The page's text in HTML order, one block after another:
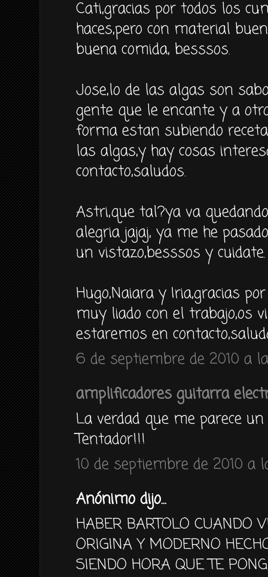
Cati,gracias por todos los
haces,pero con material
buena comida, besssos.
Jose,lo de las algas son
gente que le encante y a
forma estan subiendo
las algas,y hay cosas
contacto,saludos.
Astri,que tal?ya va
alegria jajaj, ya me he
un vistazo,besssos y cuidate.
Hugo,Naiara y Iria,gracias
muy liado con el trabajo,os
estaremos en
6 de septiembre de 2010 a
amplificadores guitarra
La verdad que me parece
Tentador!!!
10 de septiembre de 2010 a
Anónimo dijo...
HABER BARTOLO CUANDO
ORIGINA Y MODERNO
SIENDO HORA QUE TE